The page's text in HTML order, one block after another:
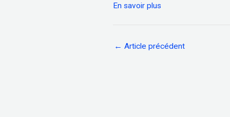
En savoir plus
← Article précédent